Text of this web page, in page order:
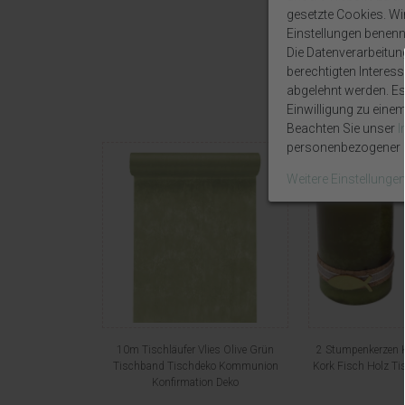
10m Tischläufer Vlies Olive Grün
Tischband Tischdeko Kommunion
Konfirmation Deko
2 Stumpenkerzen
Kork Fisch Holz
gesetzte Cookies.
Einstellungen
Die
berechtigten
abgelehnt werden.
Einwilligung zu
Beachten Sie unser
personenbezogener
Weitere Einstellungen